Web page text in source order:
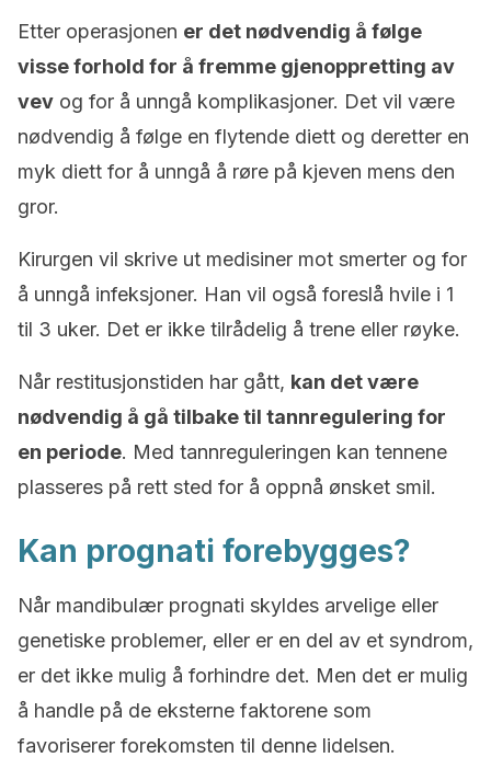
Etter operasjonen er det nødvendig å følge
visse forhold for å fremme gjenoppretting av
vev og for å unngå komplikasjoner. Det vil være
nødvendig å følge en flytende diett og deretter en
myk diett for å unngå å røre på kjeven mens den
gror.
Kirurgen vil skrive ut medisiner mot smerter og for
å unngå infeksjoner. Han vil også foreslå hvile i 1
til 3 uker. Det er ikke tilrådelig å trene eller røyke.
Når restitusjonstiden har gått, kan det være
nødvendig å gå tilbake til tannregulering for
en periode. Med tannreguleringen kan tennene
plasseres på rett sted for å oppnå ønsket smil.
Kan prognati forebygges?
Når mandibulær prognati skyldes arvelige eller
genetiske problemer, eller er en del av et syndrom,
er det ikke mulig å forhindre det. Men det er mulig
å handle på de eksterne faktorene som
favoriserer forekomsten til denne lidelsen.